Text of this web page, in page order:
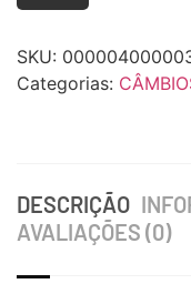
SKU:
Categorias:
DESCRIÇÃO
AVALIAÇÕES (0)